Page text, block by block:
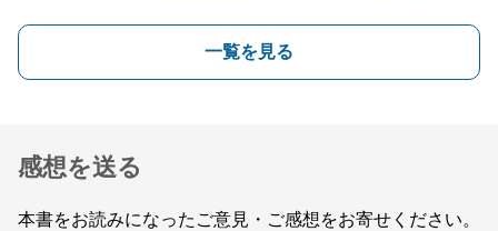
一覧を見る
感想を送る
本書をお読みになったご意見・ご感想をお寄せください。